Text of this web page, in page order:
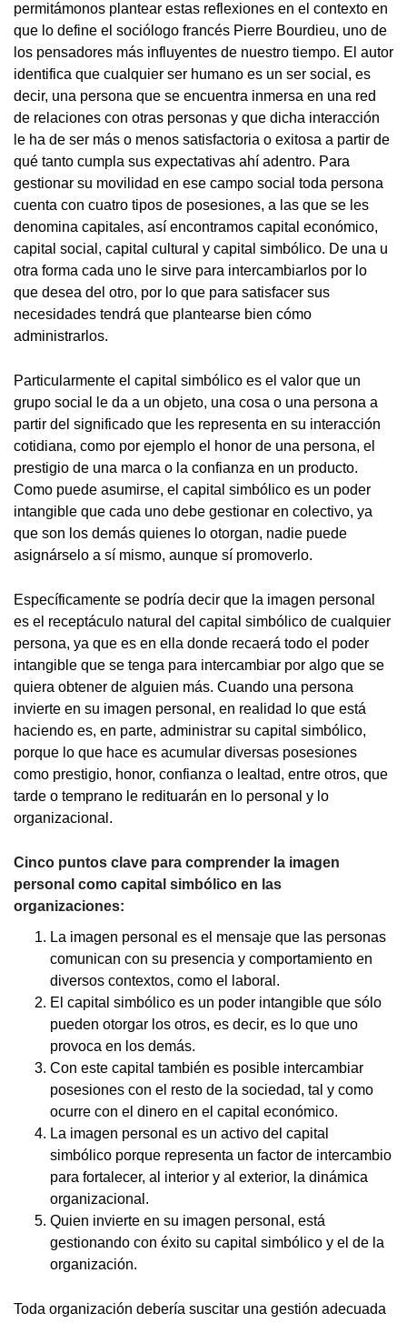
permitámonos plantear estas reflexiones en el contexto en
que lo define el sociólogo francés Pierre Bourdieu, uno de
los pensadores más influyentes de nuestro tiempo. El autor
identifica que cualquier ser humano es un ser social, es
decir, una persona que se encuentra inmersa en una red
de relaciones con otras personas y que dicha interacción
le ha de ser más o menos satisfactoria o exitosa a partir de
qué tanto cumpla sus expectativas ahí adentro. Para
gestionar su movilidad en ese campo social toda persona
cuenta con cuatro tipos de posesiones, a las que se les
denomina capitales, así encontramos capital económico,
capital social, capital cultural y capital simbólico. De una u
otra forma cada uno le sirve para intercambiarlos por lo
que desea del otro, por lo que para satisfacer sus
necesidades tendrá que plantearse bien cómo
administrarlos.
Particularmente el capital simbólico es el valor que un
grupo social le da a un objeto, una cosa o una persona a
partir del significado que les representa en su interacción
cotidiana, como por ejemplo el honor de una persona, el
prestigio de una marca o la confianza en un producto.
Como puede asumirse, el capital simbólico es un poder
intangible que cada uno debe gestionar en colectivo, ya
que son los demás quienes lo otorgan, nadie puede
asignárselo a sí mismo, aunque sí promoverlo.
Específicamente se podría decir que la imagen personal
es el receptáculo natural del capital simbólico de cualquier
persona, ya que es en ella donde recaerá todo el poder
intangible que se tenga para intercambiar por algo que se
quiera obtener de alguien más. Cuando una persona
invierte en su imagen personal, en realidad lo que está
haciendo es, en parte, administrar su capital simbólico,
porque lo que hace es acumular diversas posesiones
como prestigio, honor, confianza o lealtad, entre otros, que
tarde o temprano le redituarán en lo personal y lo
organizacional.
Cinco puntos clave para comprender la imagen
personal como capital simbólico en las
organizaciones:
La imagen personal es el mensaje que las personas
comunican con su presencia y comportamiento en
diversos contextos, como el laboral.
El capital simbólico es un poder intangible que sólo
pueden otorgar los otros, es decir, es lo que uno
provoca en los demás.
Con este capital también es posible intercambiar
posesiones con el resto de la sociedad, tal y como
ocurre con el dinero en el capital económico.
La imagen personal es un activo del capital
simbólico porque representa un factor de intercambio
para fortalecer, al interior y al exterior, la dinámica
organizacional.
Quien invierte en su imagen personal, está
gestionando con éxito su capital simbólico y el de la
organización.
Toda organización debería suscitar una gestión adecuada